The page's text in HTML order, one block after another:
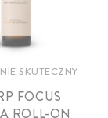
SKUTECZNY
FOCUS
ROLL-ON